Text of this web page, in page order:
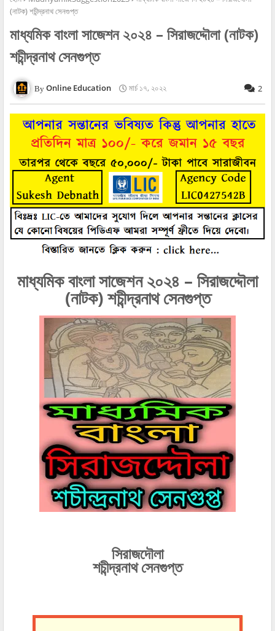
(নাটক) শচীন্দ্রনাথ সেনগুপ্ত
মাধ্যমিক বাংলা সাজেশন ২০২৪ – সিরাজদ্দৌলা (নাটক)
শচীন্দ্রনাথ সেনগুপ্ত
Online Education মার্চ ১৭, ২০২২ 2
মাধ্যমিক বাংলা সাজেশন ২০২৪ – সিরাজদ্দৌলা
(নাটক) শচীন্দ্রনাথ সেনগুপ্ত
সিরাজদৌলা
শচীন্দ্রনাথ সেনগুপ্ত